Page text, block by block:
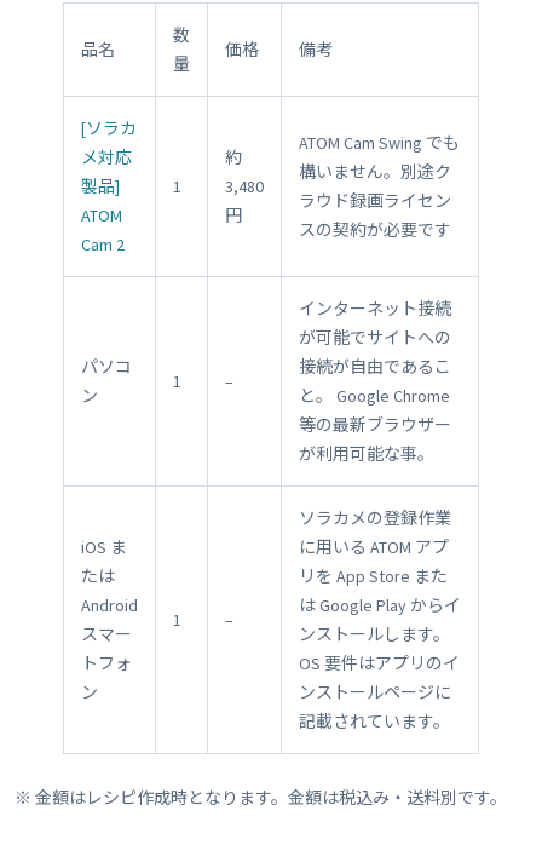
品名
数
量
価格 備考
[ソラカ
メ対応
製品]
ATOM
Cam 2
1
約
3,480
円
ATOM Cam Swing でも
構いません。別途ク
ラウド録画ライセン
スの契約が必要です
パソコ
ン
1 –
インターネット接続
が可能でサイトへの
接続が自由であるこ
と。 Google Chrome
等の最新ブラウザー
が利用可能な事。
iOS ま
たは
Android
スマー
トフォ
ン
1 –
ソラカメの登録作業
に用いる ATOM アプ
リを App Store また
は Google Play からイ
ンストールします。
OS 要件はアプリのイ
ンストールページに
記載されています。
※ 金額はレシピ作成時となります。金額は税込み・送料別です。